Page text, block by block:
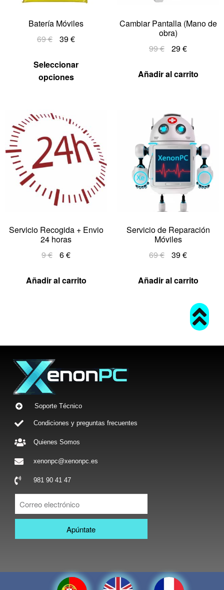
Batería Móviles
69€ 39€
Seleccionar
opciones
Cambiar Pantalla (Mano de
obra)
99€ 29€
Añadir al carrito
Servicio Recogida + Envio
24 horas
9€ 6€
Añadir al carrito
Servicio de Reparación
Móviles
69€ 39€
Añadir al carrito
Soporte Técnico
Condiciones y preguntas frecuentes
Quienes Somos
xenonpc@xenonpc.es
981 90 41 47
Apúntate